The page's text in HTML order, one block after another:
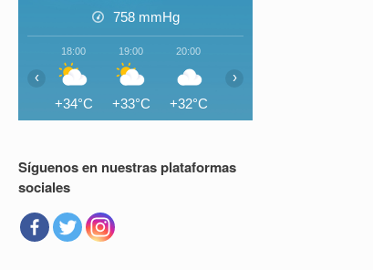
758 mmHg
18:00
+34°C
19:00
+33°C
20:00
+32°C
‹ ›
Síguenos en nuestras plataformas
sociales